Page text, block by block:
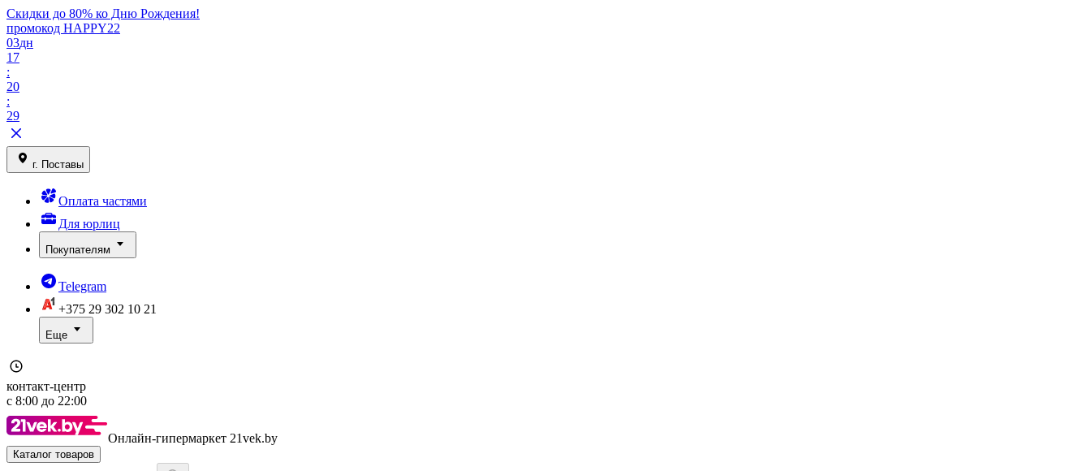
Скидки до 80% ко Дню Рождения!
промокод HAPPY22
03дн
17
:
20
:
29
г. Поставы
Оплата частями
Для юрлиц
Покупателям
Telegram
+375 29 302 10 21
Еще
контакт-центр
с 8:00 до 22:00
Онлайн-гипермаркет 21vek.by
Каталог товаров